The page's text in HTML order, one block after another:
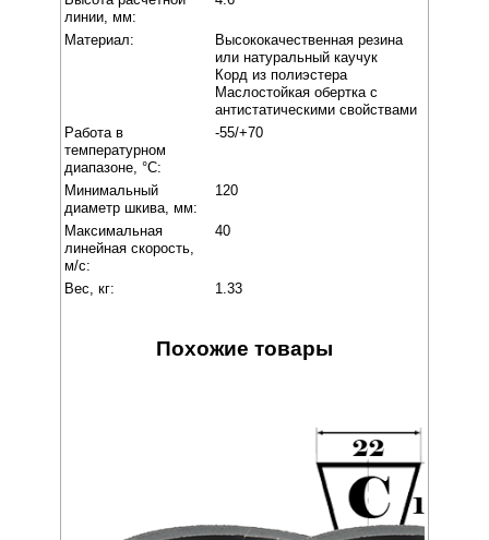
линии, мм:
Материал:
Высококачественная резина
или натуральный каучук
Корд из полиэстера
Маслостойкая обертка с
антистатическими свойствами
Работа в
температурном
диапазоне, °C:
-55/+70
Минимальный
диаметр шкива, мм:
120
Максимальная
линейная скорость,
м/с:
40
Вес, кг: 1.33
Похожие товары